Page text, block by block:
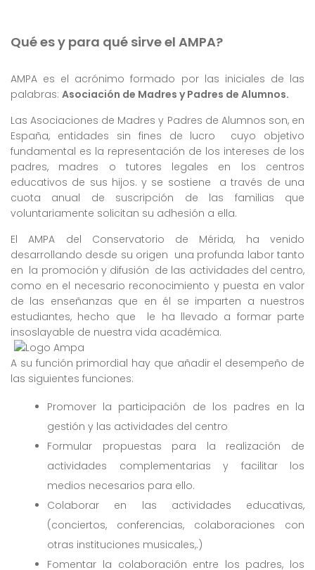
Qué es y para qué sirve el AMPA?
AMPA es el acrónimo formado por las iniciales de las
palabras: Asociación de Madres y Padres de Alumnos.
Las Asociaciones de Madres y Padres de Alumnos son, en
España, entidades sin fines de lucro cuyo objetivo
fundamental es la representación de los intereses de los
padres, madres o tutores legales en los centros
educativos de sus hijos. y se sostiene a través de una
cuota anual de suscripción de las familias que
voluntariamente solicitan su adhesión a ella.
El AMPA del Conservatorio de Mérida, ha venido
desarrollando desde su origen una profunda labor tanto
en la promoción y difusión de las actividades del centro,
como en el necesario reconocimiento y puesta en valor
de las enseñanzas que en él se imparten a nuestros
estudiantes, hecho que le ha llevado a formar parte
insoslayable de nuestra vida académica.
A su función primordial hay que añadir el desempeño de
las siguientes funciones:
Promover la participación de los padres en la
gestión y las actividades del centro
Formular propuestas para la realización de
actividades complementarias y facilitar los
medios necesarios para ello.
Colaborar en las actividades educativas,
(conciertos, conferencias, colaboraciones con
otras instituciones musicales,.)
Fomentar la colaboración entre los padres, los